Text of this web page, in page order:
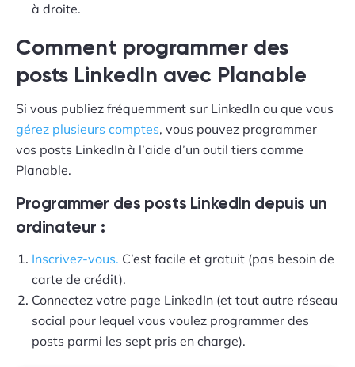
à droite.
Comment programmer des
posts LinkedIn avec Planable
Si vous publiez fréquemment sur LinkedIn ou que vous
gérez plusieurs comptes, vous pouvez programmer
vos posts LinkedIn à l’aide d’un outil tiers comme
Planable.
Programmer des posts LinkedIn depuis un
ordinateur :
Inscrivez-vous. C’est facile et gratuit (pas besoin de
carte de crédit).
Connectez votre page LinkedIn (et tout autre réseau
social pour lequel vous voulez programmer des
posts parmi les sept pris en charge).